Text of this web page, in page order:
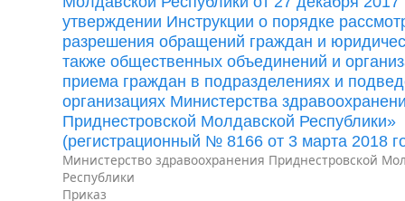
утверждении Инструкции о порядке
разрешения обращений граждан и
также общественных объединений и
приема граждан в подразделениях и
организациях Министерства
Приднестровской Молдавской Республики»
(регистрационный № 8166 от 3 марта 2018
Министерство здравоохранения Приднестровской
Республики
Приказ